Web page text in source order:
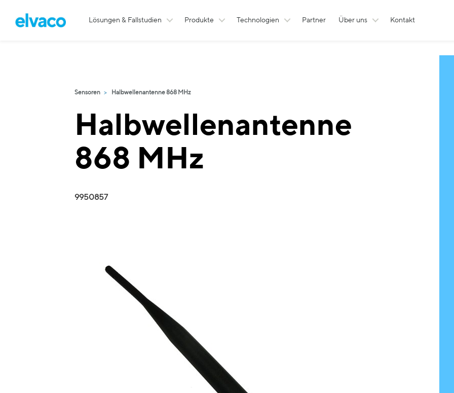
Lösungen & Fallstudien Produkte Technologien Partner Über uns Kontakt
Sensoren Halbwellenantenne 868 MHz
Halbwellenantenne
868 MHz
9950857